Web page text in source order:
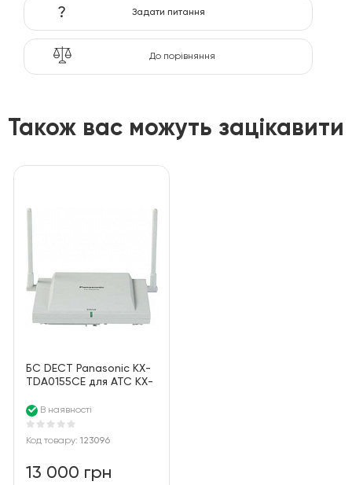
? Задати питання
До порівняння
Також вас можуть зацікавити
БС DECT Panasonic KX-
TDA0155CE для АТС KX-
канала
В наявності
Код товару: 123096
13 000 грн